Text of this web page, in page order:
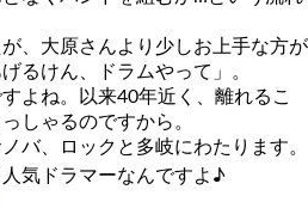
、大原さんより少しお上手な方が
るけん、ドラムやって」。
よね。以来40年近く、離れるこ
しゃるのですから。
バ、ロックと多岐にわたります。
気ドラマーなんですよ♪